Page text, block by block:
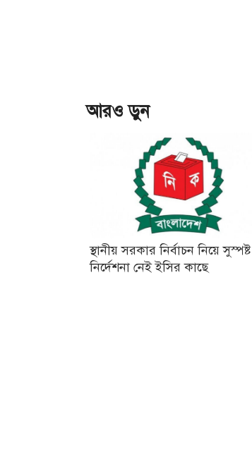
আরও ড়ুন
স্থানীয় সরকার নির্বাচন নিয়ে সুস্পষ্ট
নির্দেশনা নেই ইসির কাছে